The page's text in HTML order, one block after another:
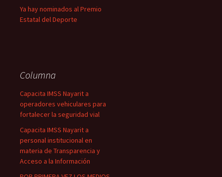
Ya hay nominados al Premio
Estatal del Deporte
Columna
Capacita IMSS Nayarit a
operadores vehiculares para
fortalecer la seguridad vial
Capacita IMSS Nayarit a
personal institucional en
materia de Transparencia y
Acceso a la Información